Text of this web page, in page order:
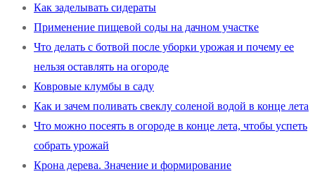
Как заделывать сидераты
Применение пищевой соды на дачном участке
Что делать с ботвой после уборки урожая и почему ее
нельзя оставлять на огороде
Ковровые клумбы в саду
Как и зачем поливать свеклу соленой водой в конце лета
Что можно посеять в огороде в конце лета, чтобы успеть
собрать урожай
Крона дерева. Значение и формирование